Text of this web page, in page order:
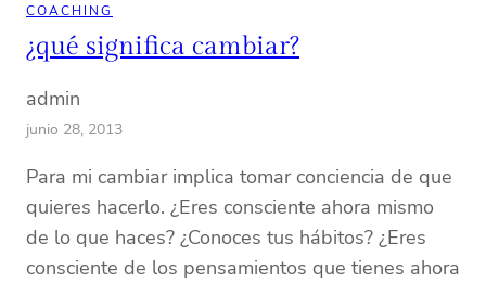
COACHING
¿qué significa cambiar?
admin
junio 28, 2013
Para mi cambiar implica tomar conciencia de que
quieres hacerlo. ¿Eres consciente ahora mismo
de lo que haces? ¿Conoces tus hábitos? ¿Eres
consciente de los pensamientos que tienes ahora